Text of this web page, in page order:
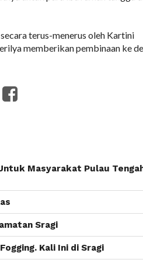
terus-menerus oleh Kartini
memberikan pembinaan ke
Masyarakat Pulau
Sragi
Kali Ini di Sragi